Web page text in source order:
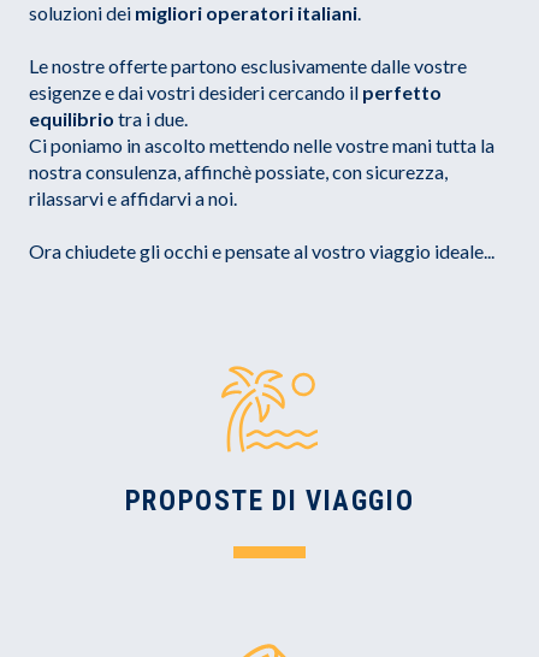
soluzioni dei migliori operatori italiani.
Le nostre offerte partono esclusivamente dalle vostre
esigenze e dai vostri desideri cercando il perfetto
equilibrio tra i due.
Ci poniamo in ascolto mettendo nelle vostre mani tutta la
nostra consulenza, affinchè possiate, con sicurezza,
rilassarvi e affidarvi a noi.
Ora chiudete gli occhi e pensate al vostro viaggio ideale...
PROPOSTE DI VIAGGIO